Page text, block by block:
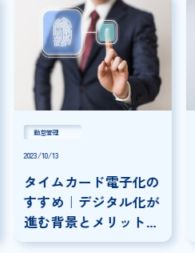
勤怠管理
2023/10/13
タイムカード電子化の
すすめ｜デジタル化が
進む背景とメリット・
デメリット